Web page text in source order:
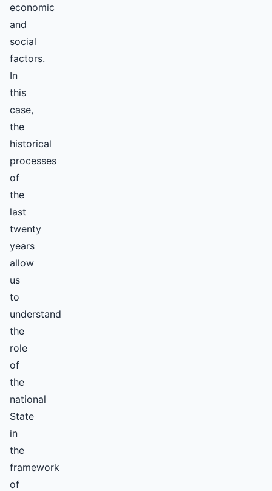
economic
and
social
factors.
In
this
case,
the
historical
processes
of
the
last
twenty
years
allow
us
to
understand
the
role
of
the
national
State
in
the
framework
of